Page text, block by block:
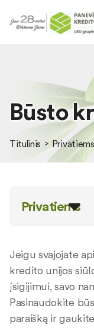
Būsto
Titulinis Privatiems
Privatiems
Jeigu svajojate
kredito unijos
įsigijimui, savo
Pasinaudokite
paraišką ir